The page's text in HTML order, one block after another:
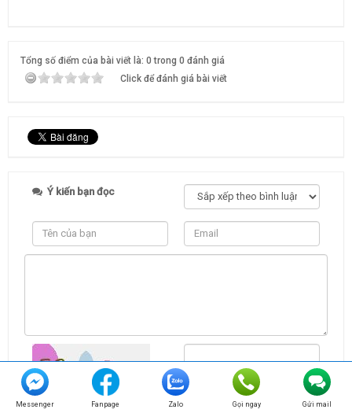
Tổng số điểm của bài viết là: 0 trong 0 đánh giá
Click để đánh giá bài viết
Ý kiến bạn đọc
Messenger Fanpage Zalo Gọi ngay Gửi mail